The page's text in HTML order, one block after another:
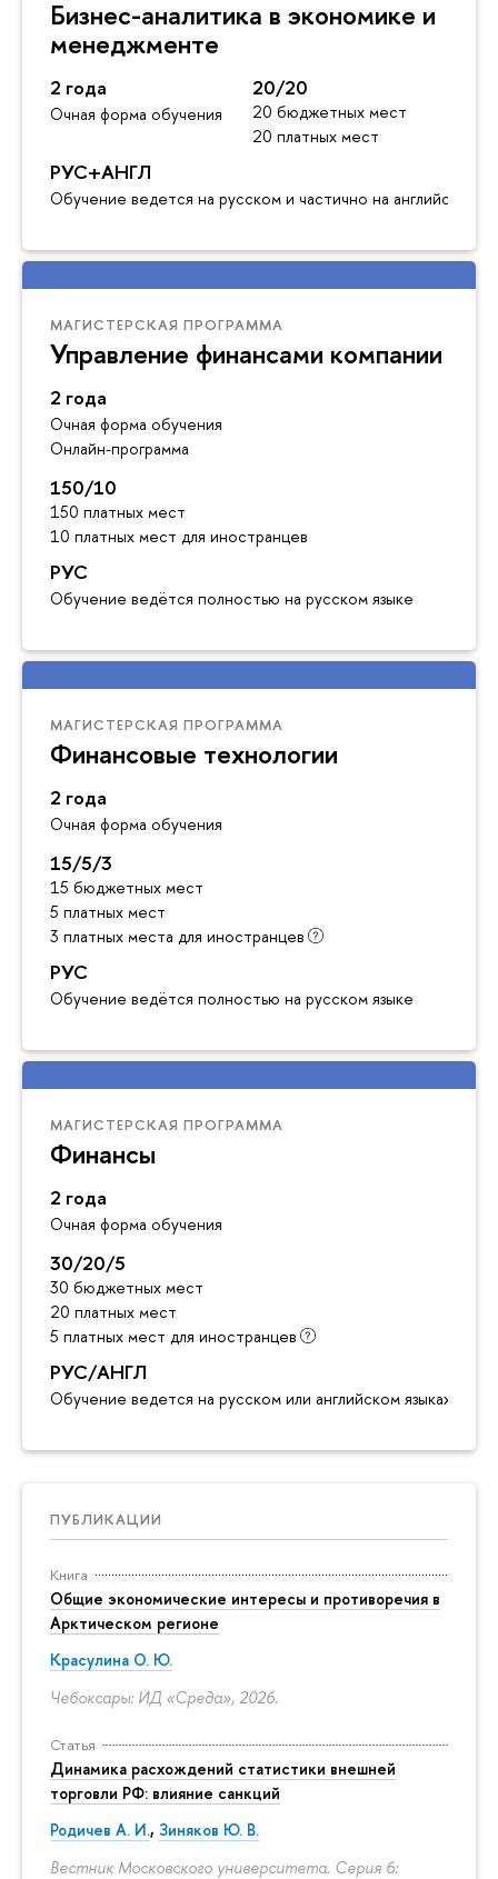
Бизнес-аналитика в экономике и
менеджменте
2 года
Очная форма обучения
20/20
20 бюджетных мест
20 платных мест
РУС+АНГЛ
Обучение ведется на русском и частично на английском
МАГИСТЕРСКАЯ ПРОГРАММА
Управление финансами компании
2 года
Очная форма обучения
Онлайн-программа
150/10
150 платных мест
10 платных мест для иностранцев
РУС
Обучение ведётся полностью на русском языке
МАГИСТЕРСКАЯ ПРОГРАММА
Финансовые технологии
2 года
Очная форма обучения
15/5/3
15 бюджетных мест
5 платных мест
3 платных места для иностранцев
РУС
Обучение ведётся полностью на русском языке
МАГИСТЕРСКАЯ ПРОГРАММА
Финансы
2 года
Очная форма обучения
30/20/5
30 бюджетных мест
20 платных мест
5 платных мест для иностранцев
РУС/АНГЛ
Обучение ведется на русском или английском языках
ПУБЛИКАЦИИ
Книга
Общие экономические интересы и противоречия в
Арктическом регионе
Красулина О. Ю.
Чебоксары: ИД «Среда», 2026.
Статья
Динамика расхождений статистики внешней
торговли РФ: влияние санкций
Родичев А. И., Зиняков Ю. В.
Вестник Московского университета. Серия 6: